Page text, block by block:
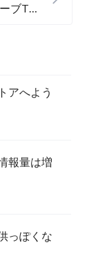
ブTシ
アへよう
報量は増
っぽくな